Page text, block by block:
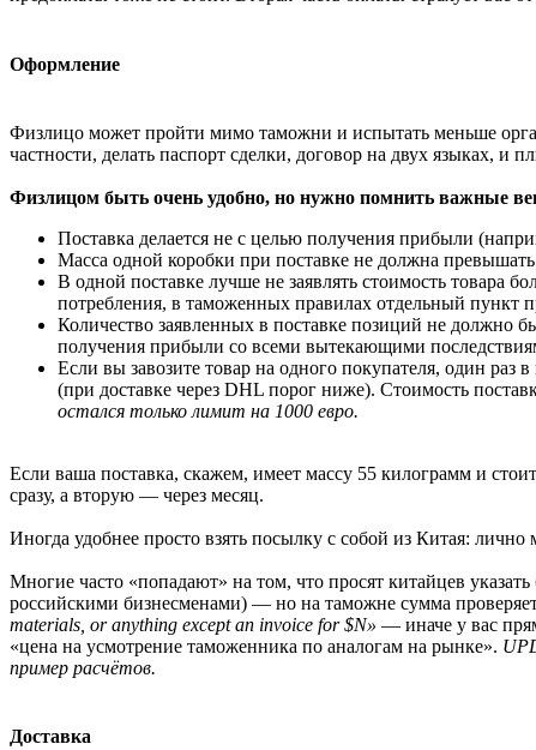
Оформление
Физлицо может пройти мимо таможни и испытать меньше
частности, делать паспорт сделки, договор на двух языках,
Физлицом быть очень удобно, но нужно помнить важные
Поставка делается не с целью получения прибыли
Масса одной коробки при поставке не должна
В одной поставке лучше не заявлять стоимость товара
потребления, в таможенных правилах отдельный пункт
Количество заявленных в поставке позиций не должно
получения прибыли со всеми вытекающими
Если вы завозите товар на одного покупателя, один
(при доставке через DHL порог ниже). Стоимость
остался только лимит на 1000 евро.
Если ваша поставка, скажем, имеет массу 55 килограмм и
сразу, а вторую — через месяц.
Иногда удобнее просто взять посылку с собой из Китая:
Многие часто «попадают» на том, что просят китайцев
российскими бизнесменами) — но на таможне сумма
materials, or anything except an invoice for $N» — иначе у вас
«цена на усмотрение таможенника по аналогам на рынке».
пример расчётов.
Доставка